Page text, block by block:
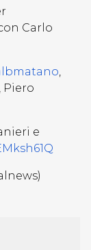
Carlo
,
, Piero
e